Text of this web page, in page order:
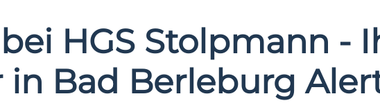
HGS Stolpmann -
Bad Berleburg